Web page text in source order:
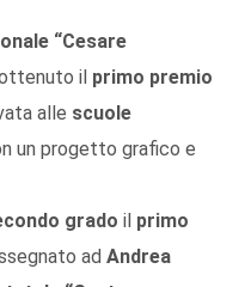
“Cesare
il primo premio
alle scuole
un progetto grafico e
grado il primo
ad Andrea